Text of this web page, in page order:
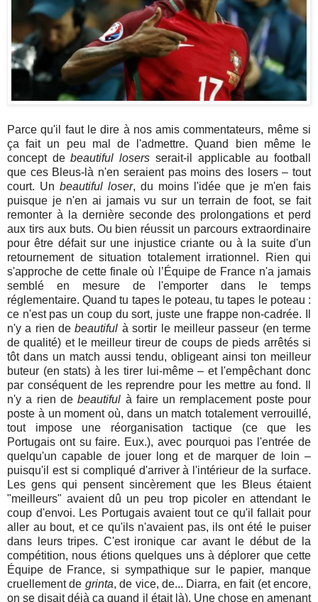
Parce qu'il faut le dire à nos amis commentateurs, même si
ça fait un peu mal de l'admettre. Quand bien même le
concept debeautiful losers serait-il applicable au football
que ces Bleus-là n'en seraient pas moins des losers – tout
court. Un beautiful loser, du moins l'idée que je m'en fais
puisque je n'en ai jamais vu sur un terrain de foot, se fait
remonter à la dernière seconde des prolongations et perd
aux tirs aux buts. Ou bien réussit un parcours extraordinaire
pour être défait sur une injustice criante ou à la suite d'un
retournement de situation totalement irrationnel. Rien qui
s'approche de cette finale où l’Équipe de France n'a jamais
semblé en mesure de l'emporter dans le temps
réglementaire. Quand tu tapes le poteau, tu tapes le poteau :
ce n'est pas un coup du sort, juste une frappe non-cadrée. Il
n'y a rien debeautiful à sortir le meilleur passeur (en terme
de qualité) et le meilleur tireur de coups de pieds arrêtés si
tôt dans un match aussi tendu, obligeant ainsi ton meilleur
buteur (en stats) à les tirer lui-même – et l'empêchant donc
par conséquent de les reprendre pour les mettre au fond. Il
n'y a rien debeautiful à faire un remplacement poste pour
poste à un moment où, dans un match totalement verrouillé,
tout impose une réorganisation tactique (ce que les
Portugais ont su faire. Eux.), avec pourquoi pas l'entrée de
quelqu'un capable de jouer long et de marquer de loin –
puisqu'il est si compliqué d'arriver à l'intérieur de la surface.
Les gens qui pensent sincèrement que les Bleus étaient
"meilleurs" avaient dû un peu trop picoler en attendant le
coup d'envoi. Les Portugais avaient tout ce qu'il fallait pour
aller au bout, et ce qu'ils n'avaient pas, ils ont été le puiser
dans leurs tripes. C'est ironique car avant le début de la
compétition, nous étions quelques uns à déplorer que cette
Équipe de France, si sympathique sur le papier, manque
cruellement de grinta, de vice, de... Diarra, en fait (et encore,
on se disait déjà ça quand il était là). Une chose en amenant